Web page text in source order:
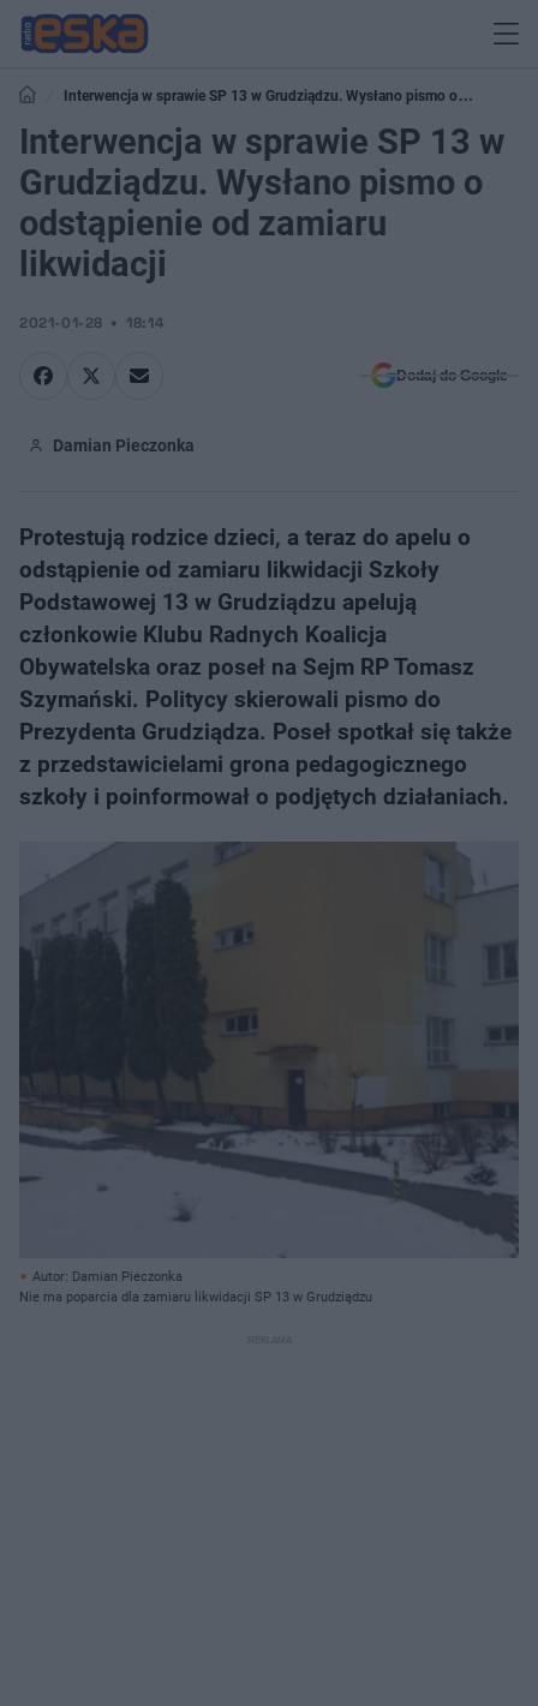
Interwencja w sprawie SP 13 w Grudziądzu. Wysłano pismo o
odstąpienie od zamiaru likwidacji
Interwencja w sprawie SP 13 w
Grudziądzu. Wysłano pismo o
odstąpienie od zamiaru
likwidacji
2021-01-28 18:14
Dodaj do Google
Damian Pieczonka
Protestują rodzice dzieci, a teraz do apelu o
odstąpienie od zamiaru likwidacji Szkoły
Podstawowej 13 w Grudziądzu apelują
członkowie Klubu Radnych Koalicja
Obywatelska oraz poseł na Sejm RP Tomasz
Szymański. Politycy skierowali pismo do
Prezydenta Grudziądza. Poseł spotkał się także
z przedstawicielami grona pedagogicznego
szkoły i poinformował o podjętych działaniach.
Autor: Damian Pieczonka
Nie ma poparcia dla zamiaru likwidacji SP 13 w Grudziądzu